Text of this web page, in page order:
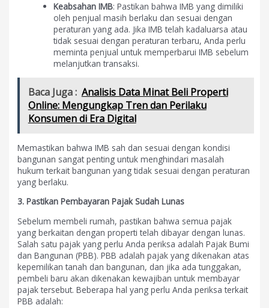
Keabsahan IMB: Pastikan bahwa IMB yang dimiliki
oleh penjual masih berlaku dan sesuai dengan
peraturan yang ada. Jika IMB telah kadaluarsa atau
tidak sesuai dengan peraturan terbaru, Anda perlu
meminta penjual untuk memperbarui IMB sebelum
melanjutkan transaksi.
Baca Juga : Analisis Data Minat Beli Properti
Online: Mengungkap Tren dan Perilaku
Konsumen di Era Digital
Memastikan bahwa IMB sah dan sesuai dengan kondisi
bangunan sangat penting untuk menghindari masalah
hukum terkait bangunan yang tidak sesuai dengan peraturan
yang berlaku.
3. Pastikan Pembayaran Pajak Sudah Lunas
Sebelum membeli rumah, pastikan bahwa semua pajak
yang berkaitan dengan properti telah dibayar dengan lunas.
Salah satu pajak yang perlu Anda periksa adalah Pajak Bumi
dan Bangunan (PBB). PBB adalah pajak yang dikenakan atas
kepemilikan tanah dan bangunan, dan jika ada tunggakan,
pembeli baru akan dikenakan kewajiban untuk membayar
pajak tersebut. Beberapa hal yang perlu Anda periksa terkait
PBB adalah: